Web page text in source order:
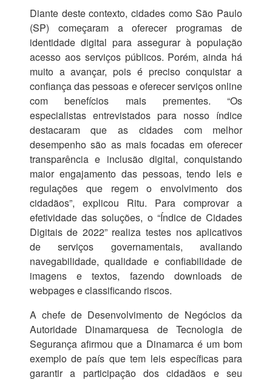
Diante deste contexto, cidades como São Paulo
(SP) começaram a oferecer programas de
identidade digital para assegurar à população
acesso aos serviços públicos. Porém, ainda há
muito a avançar, pois é preciso conquistar a
confiança das pessoas e oferecer serviços online
com benefícios mais prementes. “Os
especialistas entrevistados para nosso índice
destacaram que as cidades com melhor
desempenho são as mais focadas em oferecer
transparência e inclusão digital, conquistando
maior engajamento das pessoas, tendo leis e
regulações que regem o envolvimento dos
cidadãos”, explicou Ritu. Para comprovar a
efetividade das soluções, o “Índice de Cidades
Digitais de 2022” realiza testes nos aplicativos
de serviços governamentais, avaliando
navegabilidade, qualidade e confiabilidade de
imagens e textos, fazendo downloads de
webpages e classificando riscos.
A chefe de Desenvolvimento de Negócios da
Autoridade Dinamarquesa de Tecnologia de
Segurança afirmou que a Dinamarca é um bom
exemplo de país que tem leis específicas para
garantir a participação dos cidadãos e seu